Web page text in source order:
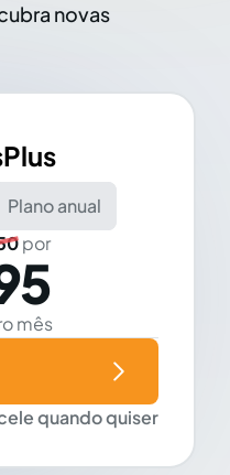
novas
Plano anual
por
mês
quando quiser